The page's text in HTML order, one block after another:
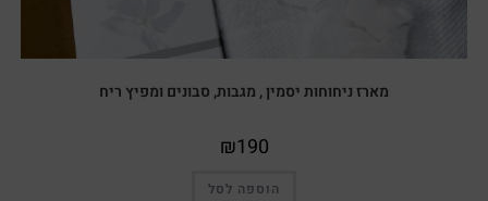
מארז ניחוחות יסמין , מגבות, סבונים ומפיץ ריח
₪190
הוספה לסל